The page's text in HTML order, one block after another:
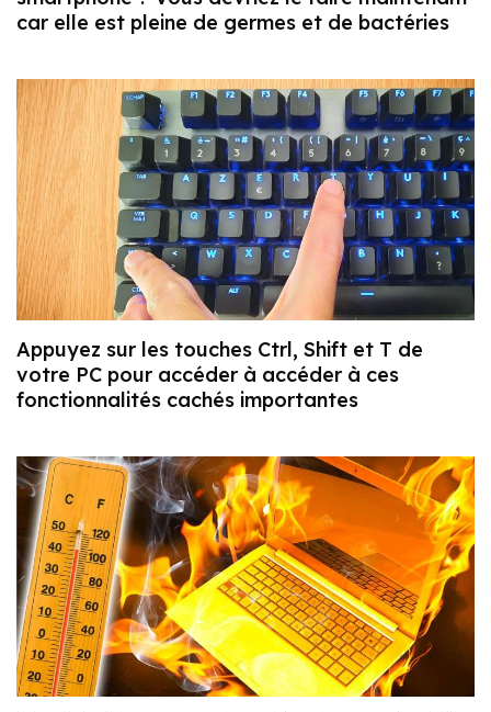
car elle est pleine de germes et de bactéries
Appuyez sur les touches Ctrl, Shift et T de
votre PC pour accéder à accéder à ces
fonctionnalités cachés importantes